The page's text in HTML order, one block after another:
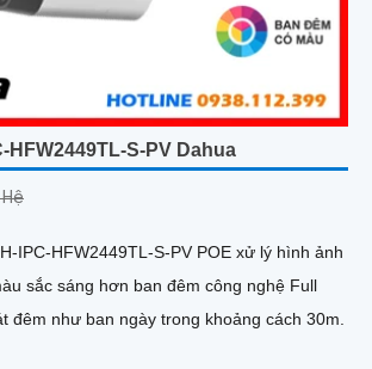
HFW2449TL-S-PV Dahua
IPC-HFW2449TL-S-PV POE xử lý hình ảnh
sắc sáng hơn ban đêm công nghệ Full
đêm như ban ngày trong khoảng cách 30m.